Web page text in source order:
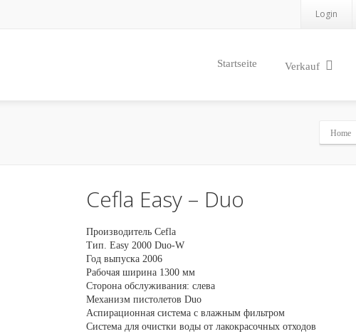
Login
Startseite Verkauf
Home
Cefla Easy – Duo
Производитель Cefla
Тип. Easy 2000 Duo-W
Год выпуска 2006
Рабочая ширина 1300 мм
Сторона обслуживания: слева
Механизм пистолетов Duo
Аспирационная система с влажным фильтром
Система для очистки воды от лакокрасочных отходов